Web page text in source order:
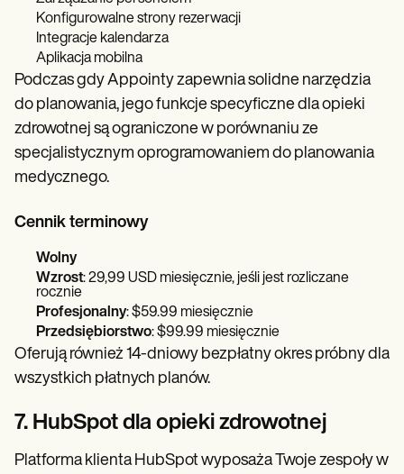
Konfigurowalne strony rezerwacji
Integracje kalendarza
Aplikacja mobilna
Podczas gdy Appointy zapewnia solidne narzędzia
do planowania, jego funkcje specyficzne dla opieki
zdrowotnej są ograniczone w porównaniu ze
specjalistycznym oprogramowaniem do planowania
medycznego.
Cennik terminowy
Wolny
Wzrost: 29,99 USD miesięcznie, jeśli jest rozliczane
rocznie
Profesjonalny: $59.99 miesięcznie
Przedsiębiorstwo: $99.99 miesięcznie
Oferują również 14-dniowy bezpłatny okres próbny dla
wszystkich płatnych planów.
7. HubSpot dla opieki zdrowotnej
Platforma klienta HubSpot wyposaża Twoje zespoły w